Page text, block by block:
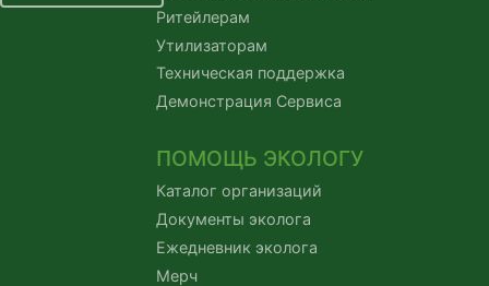
Ритейлерам
Утилизаторам
Техническая поддержка
Демонстрация Сервиса
ПОМОЩЬ ЭКОЛОГУ
Каталог организаций
Документы эколога
Ежедневник эколога
Мерч